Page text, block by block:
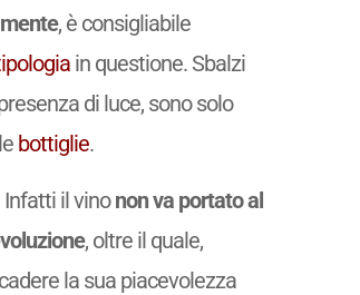
, è consigliabile
in questione. Sbalzi
di luce, sono solo
bottiglie.
Infatti il vinonon va portato al
, oltre il quale,
la sua piacevolezza